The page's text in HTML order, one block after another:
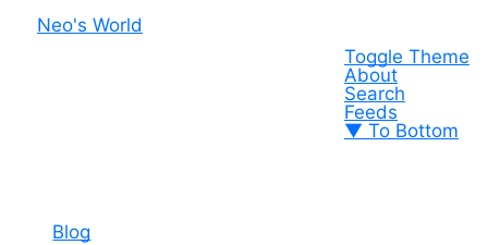
Neo's World
Toggle Theme
About
Search
Feeds
▼ To Bottom
Blog